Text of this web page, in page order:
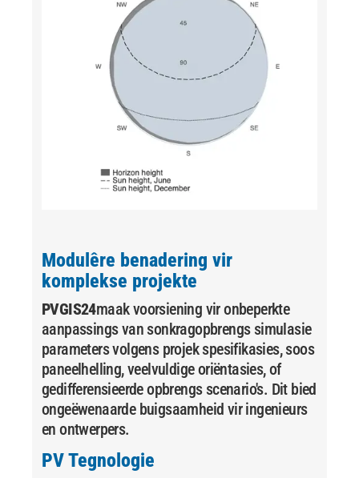
Modulêre benadering vir
komplekse projekte
PVGIS24maak voorsiening vir onbeperkte
aanpassings van sonkragopbrengs simulasie
parameters volgens projek spesifikasies, soos
paneelhelling, veelvuldige oriëntasies, of
gedifferensieerde opbrengs scenario's. Dit bied
ongeëwenaarde buigsaamheid vir ingenieurs
en ontwerpers.
PV Tegnologie